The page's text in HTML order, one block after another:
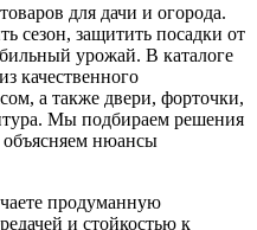
для дачи и огорода.
сезон, защитить посадки от
урожай. В каталоге
качественного
а также двери, форточки,
Мы подбираем решения
объясняем нюансы
продуманную
и стойкостью к